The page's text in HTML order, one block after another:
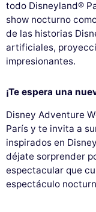
todo Disneyland®
show nocturno
de las historias
artificiales,
impresionantes.
¡Te espera una
Disney Adventure
París y te invita a
inspirados en
déjate sorprender
espectacular que
espectáculo